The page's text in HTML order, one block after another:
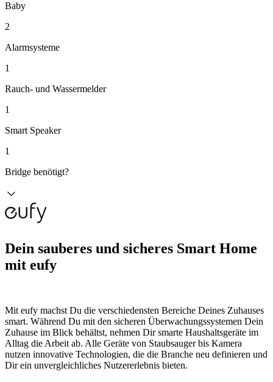
Baby
2
Alarmsysteme
1
Rauch- und Wassermelder
1
Smart Speaker
1
Bridge benötigt?
Dein sauberes und sicheres Smart Home
mit eufy
Mit eufy machst Du die verschiedensten Bereiche Deines Zuhauses
smart. Während Du mit den sicheren Überwachungssystemen Dein
Zuhause im Blick behältst, nehmen Dir smarte Haushaltsgeräte im
Alltag die Arbeit ab. Alle Geräte von Staubsauger bis Kamera
nutzen innovative Technologien, die die Branche neu definieren und
Dir ein unvergleichliches Nutzererlebnis bieten.